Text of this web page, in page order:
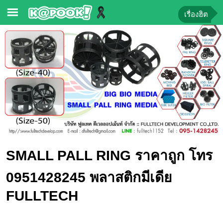
ข่าว-
ความ
รู้
ข่าว
ข่าว
บันเทิง
หวย
ผล
บอล
สด
เรื่องฮิต
SMALL PALL RING ราคาถูก โทร
0951428245 พลาสติกมีเดีย
FULLTECH